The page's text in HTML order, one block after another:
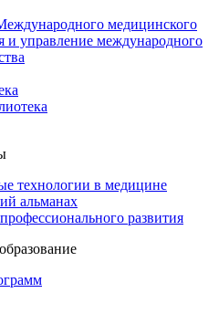
медицинского
и управление международного
технологии в медицине
альманах
развития